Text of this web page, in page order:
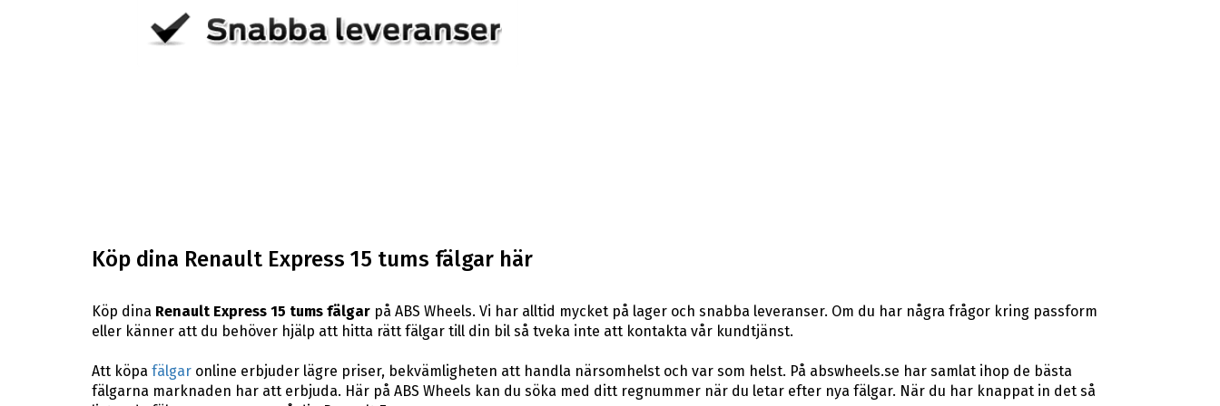
Köp dina Renault Express 15 tums fälgar här
Köp dina Renault Express 15 tums fälgarpå ABS Wheels. Vi har alltid mycket på lager och snabba leveranser. Om du har några frågor kring passform
eller känner att du behöver hjälp att hitta rätt fälgar till din bil så tveka inte att kontakta vår kundtjänst.
Att köpa fälgaronline erbjuder lägre priser, bekvämligheten att handla närsomhelst och var som helst. På abswheels.se har samlat ihop de bästa
fälgarna marknaden har att erbjuda. Här på ABS Wheels kan du söka med ditt regnummer när du letar efter nya fälgar. När du har knappat in det så